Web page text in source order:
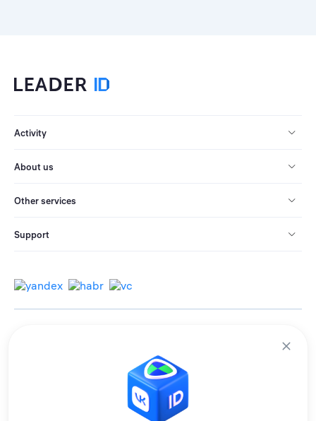
Activity
About us
Other services
Support
Personal data processing policy
We use cookies to improve services for you.